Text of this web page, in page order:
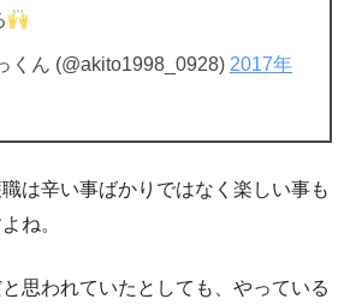
くん (@akito1998_0928) 2017年
は辛い事ばかりではなく楽しい事も
ね。
思われていたとしても、やっている